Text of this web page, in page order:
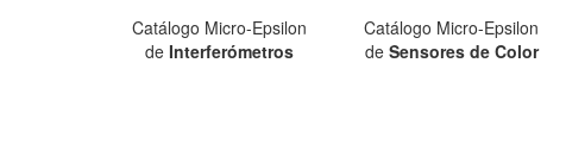
Catálogo Micro-Epsilon
de Interferómetros
Catálogo Micro-Epsilon
de Sensores de Color